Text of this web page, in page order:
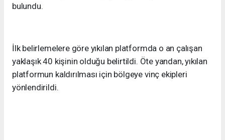
bulundu.
İlk belirlemelere göre yıkılan platformda o an çalışan
yaklaşık 40 kişinin olduğu belirtildi. Öte yandan, yıkılan
platformun kaldırılması için bölgeye vinç ekipleri
yönlendirildi.